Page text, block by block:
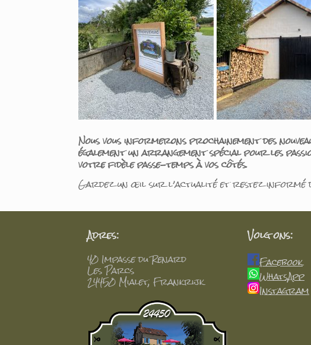
Nous vous informerons prochainement des
également un arrangement spécial pour les
votre fidèle passe-temps à vos côtés.
Gardez un œil sur l’actualité et restez informé
Adres:
40 Impasse du Renard
Les Parcs
24450 Mialet, Frankrijk
Volg ons:
Facebook
WhatsApp
Instagram